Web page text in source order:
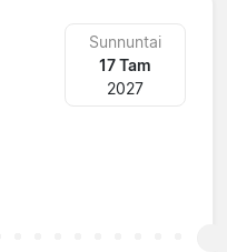
Sunnuntai
17 Tam
2027